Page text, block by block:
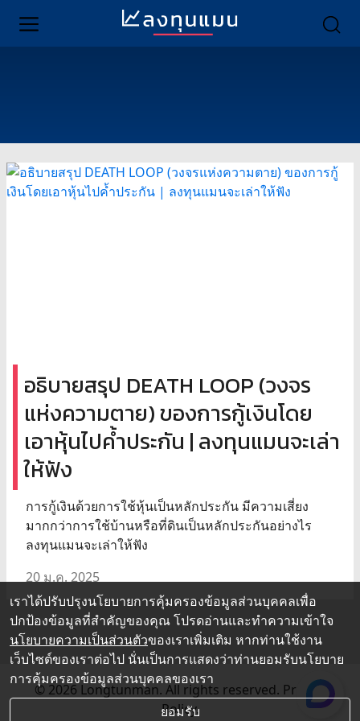
อธิบายสรุป DEATH LOOP (วงจร
แห่งความตาย) ของการกู้เงินโดย
เอาหุ้นไปค้ำประกัน | ลงทุนแมนจะเล่า
ให้ฟัง
การกู้เงินด้วยการใช้หุ้นเป็นหลักประกัน มีความเสี่ยง
มากกว่าการใช้บ้านหรือที่ดินเป็นหลักประกันอย่างไร
ลงทุนแมนจะเล่าให้ฟัง
20 ม.ค. 2025
© 2026 Longtunman. All rights reserved. Privacy
Policy.
เราได้ปรับปรุงนโยบายการคุ้มครองข้อมูลส่วนบุคคลเพื่อ
ปกป้องข้อมูลที่สำคัญของคุณ โปรดอ่านและทำความเข้าใจ
นโยบายความเป็นส่วนตัวของเราเพิ่มเติม หากท่านใช้งาน
เว็บไซต์ของเราต่อไป นั่นเป็นการแสดงว่าท่านยอมรับนโยบาย
การคุ้มครองข้อมูลส่วนบุคคลของเรา
ยอมรับ